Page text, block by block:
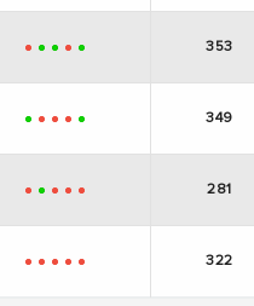
- + + - + 353
+ - - - + 349
- + - - - 281
- - - - - 322